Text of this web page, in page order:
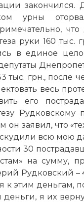
урны
руки 160 тыс.
в единое
тыс. грн., после
весь
его
он заявил, что
всю мою
30
на сумму,
Рудковский –
к этим деньгам,
деньги, я их